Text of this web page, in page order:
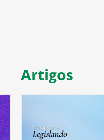
Artigos